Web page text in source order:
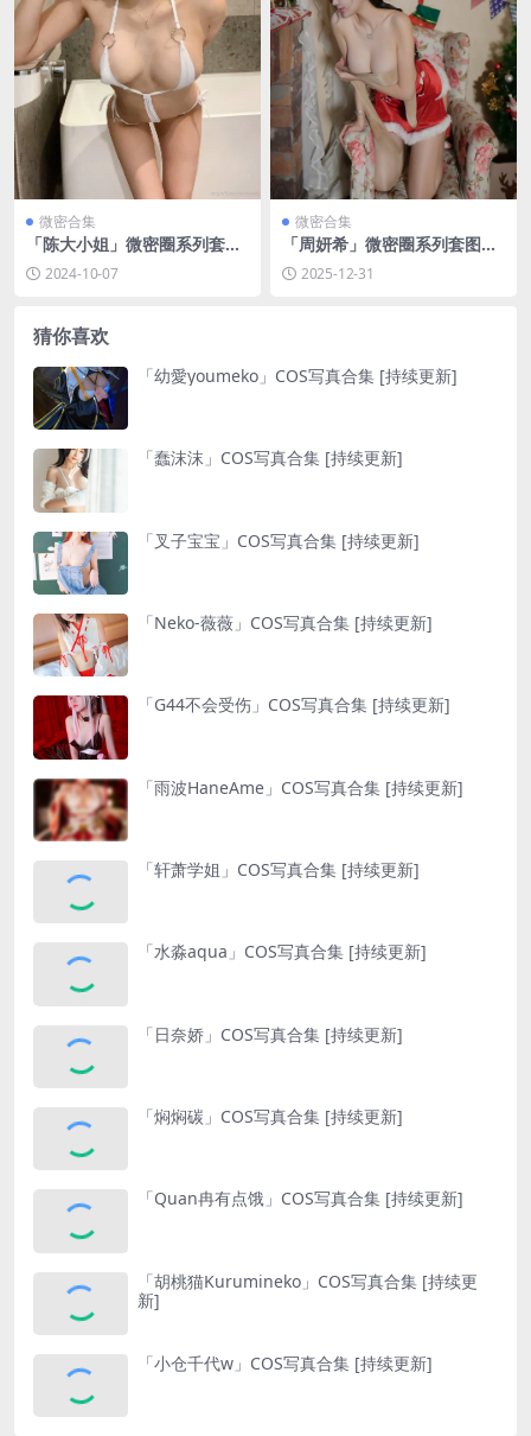
微密合集
「陈大小姐」微密圈系列套图
&视频合集[持续更新]
2024-10-07
微密合集
「周妍希」微密圈系列套图&
视频合集[持续更新]
2025-12-31
猜你喜欢
「幼愛youmeko」COS写真合集 [持续更新]
「蠢沫沫」COS写真合集 [持续更新]
「叉子宝宝」COS写真合集 [持续更新]
「Neko-薇薇」COS写真合集 [持续更新]
「G44不会受伤」COS写真合集 [持续更新]
「雨波HaneAme」COS写真合集 [持续更新]
「轩萧学姐」COS写真合集 [持续更新]
「水淼aqua」COS写真合集 [持续更新]
「日奈娇」COS写真合集 [持续更新]
「焖焖碳」COS写真合集 [持续更新]
「Quan冉有点饿」COS写真合集 [持续更新]
「胡桃猫Kurumineko」COS写真合集 [持续更
新]
「小仓千代w」COS写真合集 [持续更新]